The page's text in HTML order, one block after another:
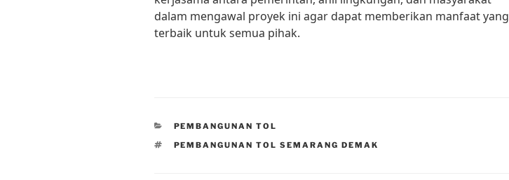
dalam mengawal proyek ini agar dapat memberikan manfaat yang
terbaik untuk semua pihak.
CATEGORIES
PEMBANGUNAN TOL
TAGS
PEMBANGUNAN TOL SEMARANG DEMAK